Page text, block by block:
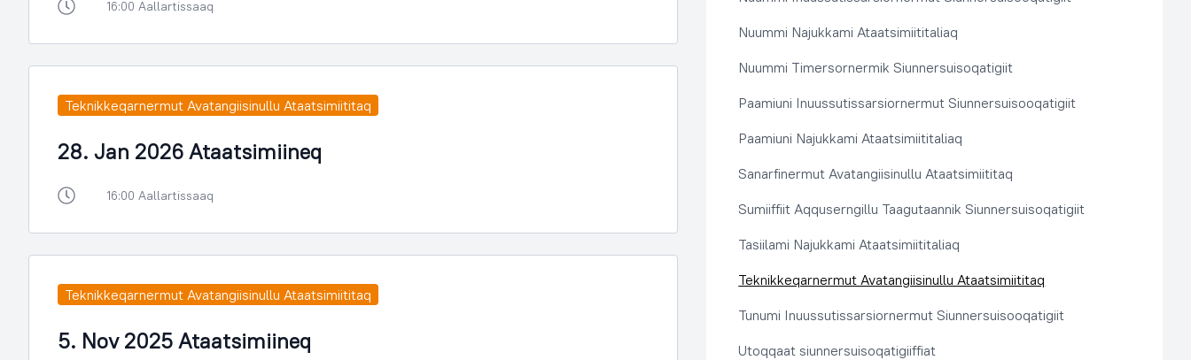
16:00 Aallartissaaq
Teknikkeqarnermut Avatangiisinullu Ataatsimiititaq
28. Jan 2026 Ataatsimiineq
16:00 Aallartissaaq
Teknikkeqarnermut Avatangiisinullu Ataatsimiititaq
5. Nov 2025 Ataatsimiineq
Nuummi Najukkami Ataatsimiititaliaq
Nuummi Timersornermik Siunnersuisoqatigiit
Paamiuni Inuussutissarsiornermut Siunnersuisooqatigiit
Paamiuni Najukkami Ataatsimiititaliaq
Sanarfinermut Avatangiisinullu Ataatsimiititaq
Sumiiffiit Aqquserngillu Taagutaannik Siunnersuisoqatigiit
Tasiilami Najukkami Ataatsimiititaliaq
Teknikkeqarnermut Avatangiisinullu Ataatsimiititaq
Tunumi Inuussutissarsiornermut Siunnersuisooqatigiit
Utoqqaat siunnersuisoqatigiiffiat